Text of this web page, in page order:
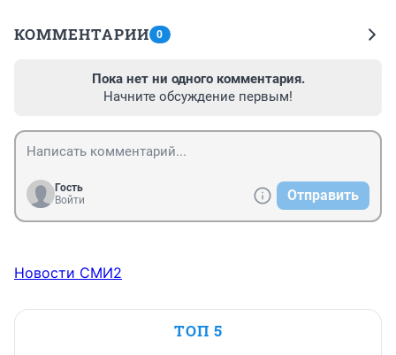
КОММЕНТАРИИ 0
Пока нет ни одного комментария.
Начните обсуждение первым!
Гость
Войти
Отправить
Новости СМИ2
ТОП 5